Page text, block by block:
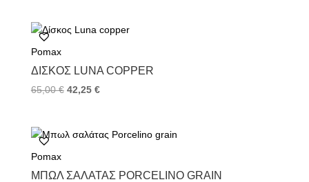
Pomax
ΔΊΣΚΟΣ LUNA COPPER
65,00€ 42,25 €
Pomax
ΜΠΩΛ ΣΑΛΆΤΑΣ PORCELINO GRAIN